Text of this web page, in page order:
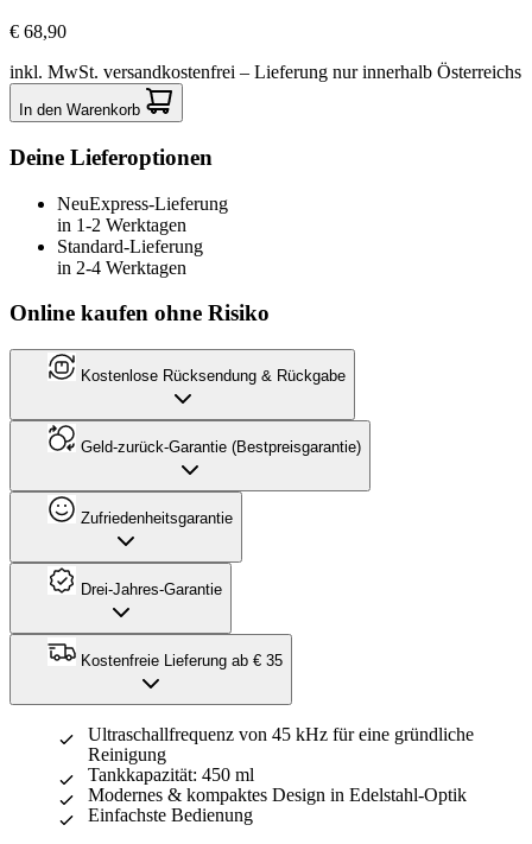
€ 68,90
inkl. MwSt. versandkostenfrei – Lieferung nur innerhalb Österreichs
In den Warenkorb
Deine Lieferoptionen
NeuExpress-Lieferung
in 1-2 Werktagen
Standard-Lieferung
in 2-4 Werktagen
Online kaufen ohne Risiko
Kostenlose Rücksendung & Rückgabe
Geld-zurück-Garantie (Bestpreisgarantie)
Zufriedenheitsgarantie
Drei-Jahres-Garantie
Kostenfreie Lieferung ab € 35
Ultraschallfrequenz von 45 kHz für eine gründliche
Reinigung
Tankkapazität: 450 ml
Modernes & kompaktes Design in Edelstahl-Optik
Einfachste Bedienung